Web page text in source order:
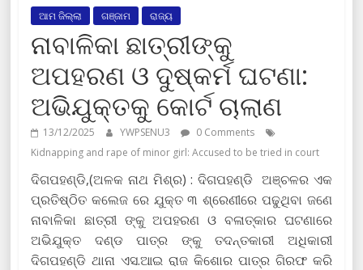
ଆମ ଜିଲ୍ଲା ଗଞ୍ଜାମ ରାଜ୍ୟ
ନାବାଳିକା ଛାତ୍ରୀଙ୍କୁ
ଅପହରଣ ଓ ଦୁଷ୍କର୍ମ ଘଟଣା:
ଅଭିଯୁକ୍ତକୁ କୋର୍ଟ ଚାଲାଣ
13/12/2025 YWPSENU3
0 Comments
Kidnapping and rape of minor girl: Accused to be tried in court
ଦିଗପହଣ୍ଡି,(ଅଳକ ନାଥ ମିଶ୍ର) : ଦିଗପହଣ୍ଡି ଅଞ୍ଚଳର ଏକ
ପ୍ରତିଷ୍ଠିତ କଲେଜ ରେ ଯୁକ୍ତ ୩ ଶ୍ରେଣୀରେ ପଢୁଥିବା ଜଣେ
ନାବାଳିକା ଛାତ୍ରୀ ଙ୍କୁ ଅପହରଣ ଓ ବଳାତ୍କାର ଘଟଣାରେ
ଅଭିଯୁକ୍ତ ଦଣ୍ଡ ପାତ୍ର ଙ୍କୁ ତଦନ୍ତକାରୀ ଅଧିକାରୀ
ଦିଗପହଣ୍ଡି ଥାନା ଏସ.ଆଇ ରାଜ କିଶୋର ପାତ୍ର ଗିରଫ କରି